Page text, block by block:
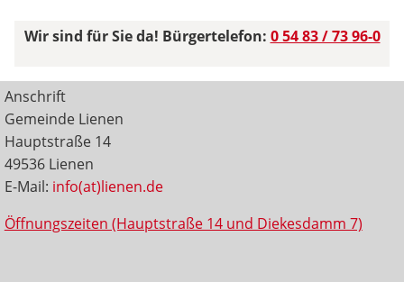
Wir sind für Sie da! Bürgertelefon: 0 54 83 / 73 96-0
Anschrift
Gemeinde Lienen
Hauptstraße 14
49536 Lienen
E-Mail: info(at)lienen.de
Öffnungszeiten (Hauptstraße 14 und Diekesdamm 7)